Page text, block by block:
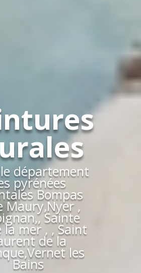
département
pyrénées
Bompas
Maury,Nyer ,
Sainte
la mer , , Saint
de la
les
Bains